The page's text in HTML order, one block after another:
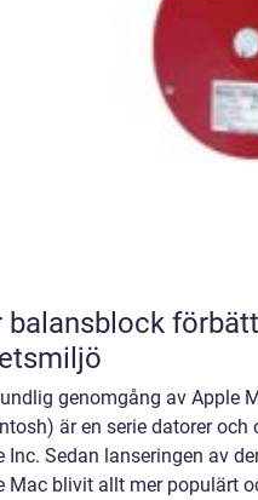
balansblock
genomgång av Apple
är en serie datorer
Inc. Sedan lanseringen av
Mac blivit allt mer populärt